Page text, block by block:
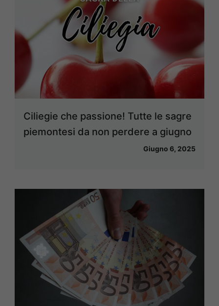
Ciliegie che passione! Tutte le sagre
piemontesi da non perdere a giugno
Giugno 6, 2025